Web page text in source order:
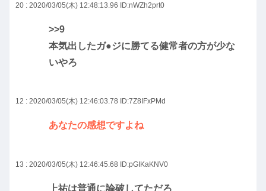
20 : 2020/03/05(木) 12:48:13.96 ID:nWZh2prt0
>>9
本気出したガ●ジに勝てる健常者の方が少な
いやろ
12 : 2020/03/05(木) 12:46:03.78 ID:7Z8IFxPMd
あなたの感想ですよね
13 : 2020/03/05(木) 12:46:45.68 ID:pGIKaKNV0
上祐は普通に論破してただろ